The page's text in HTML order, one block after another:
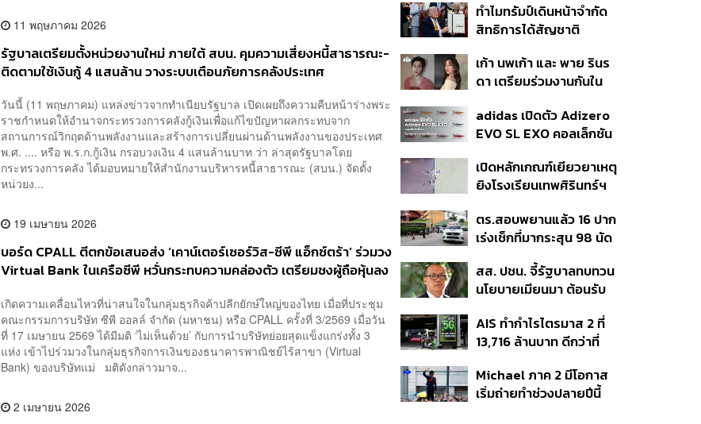
11 พฤษภาคม 2026
รัฐบาลเตรียมตั้งหน่วยงานใหม่ ภายใต้ สบน. คุมความเสี่ยงหนี้สาธารณะ-
ติดตามใช้เงินกู้ 4 แสนล้าน วางระบบเตือนภัยการคลังประเทศ
วันนี้ (11 พฤษภาคม) แหล่งข่าวจากทำเนียบรัฐบาล เปิดเผยถึงความคืบหน้าร่างพระ
ราชกำหนดให้อำนาจกระทรวงการคลังกู้เงินเพื่อแก้ไขปัญหาผลกระทบจาก
สถานการณ์วิกฤตด้านพลังงานและสร้างการเปลี่ยนผ่านด้านพลังงานของประเทศ
พ.ศ. .... หรือ พ.ร.ก.กู้เงิน กรอบวงเงิน 4 แสนล้านบาท ว่า ล่าสุดรัฐบาลโดย
กระทรวงการคลัง ได้มอบหมายให้สำนักงานบริหารหนี้สาธารณะ (สบน.) จัดตั้ง
หน่วยง...
19 เมษายน 2026
บอร์ด CPALL ตีตกข้อเสนอส่ง ‘เคาน์เตอร์เซอร์วิส-ซีพี แอ็กซ์ตร้า’ ร่วมวง
Virtual Bank ในเครือซีพี หวั่นกระทบความคล่องตัว เตรียมชงผู้ถือหุ้นลง
เกิดความเคลื่อนไหวที่น่าสนใจในกลุ่มธุรกิจค้าปลีกยักษ์ใหญ่ของไทย เมื่อที่ประชุม
คณะกรรมการบริษัท ซีพี ออลล์ จำกัด (มหาชน) หรือ CPALL ครั้งที่ 3/2569 เมื่อวัน
ที่ 17 เมษายน 2569 ได้มีมติ ‘ไม่เห็นด้วย’ กับการนำบริษัทย่อยสุดแข็งแกร่งทั้ง 3
แห่ง เข้าไปร่วมวงในกลุ่มธุรกิจการเงินของธนาคารพาณิชย์ไร้สาขา (Virtual
Bank) ของบริษัทแม่ มติดังกล่าวมาจ...
2 เมษายน 2026
มาแสดงในมิวสิกวิดีโอ
ทำไมทรัมป์เดินหน้าจำกัด
สิทธิการได้สัญชาติ
แม้ศาลสูงสุดเคยตัดสิน
คัดค้าน
เก้า นพเก้า และ พาย รินร
ดา เตรียมร่วมงานกันใน
Taste In Time’
adidas เปิดตัว Adizero
EVO SL EXO คอลเล็กชัน
Football
เปิดหลักเกณฑ์เยียวยาเหตุ
ยิงโรงเรียนเทพศิรินทร์ฯ
เจ็บสูงสุด 1 แสน เยียวยา
จิตใจ 5 ระดับ
ตร.สอบพยานแล้ว 16 ปาก
เร่งเช็กที่มากระสุน 98 นัด
ปากคำ
สส. ปชน. จี้รัฐบาลทบทวน
นโยบายเมียนมา ต้อนรับ
สัญญาว่างเปล่า
AIS ทำกำไรไตรมาส 2 ที่
13,716 ล้านบาท ดีกว่าที่
เท่าเดิม เน็ตบ้านโตแรงสุด
7.9%
Michael ภาค 2 มีโอกาส
เริ่มถ่ายทำช่วงปลายปีนี้